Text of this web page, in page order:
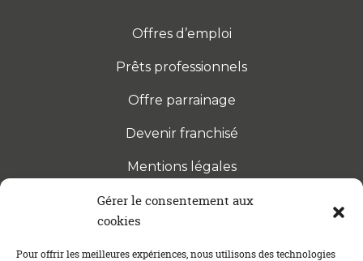
Gérer le consentement aux
cookies
Pour offrir les meilleures expériences, nous utilisons des technologies
Offres d’emploi
Prêts professionnels
Offre parrainage
Devenir franchisé
Mentions légales
S’INSCRIRE À LA NEWSLETTER
Abonnez-vous à notre newsletter pour être tenu au